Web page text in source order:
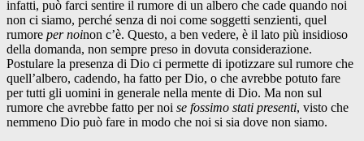
infatti, può farci sentire il rumore di un albero che cade quando noi
non ci siamo, perché senza di noi come soggetti senzienti, quel
rumore per noinon c’è. Questo, a ben vedere, è il lato più insidioso
della domanda, non sempre preso in dovuta considerazione.
Postulare la presenza di Dio ci permette di ipotizzare sul rumore che
quell’albero, cadendo, ha fatto per Dio, o che avrebbe potuto fare
per tutti gli uomini in generale nella mente di Dio. Ma non sul
rumore che avrebbe fatto per noi se fossimo stati presenti, visto che
nemmeno Dio può fare in modo che noi si sia dove non siamo.